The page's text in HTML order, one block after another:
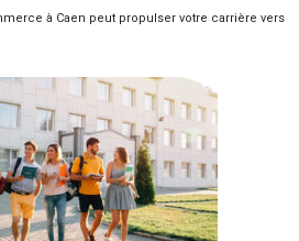
à Caen peut propulser votre carrière vers